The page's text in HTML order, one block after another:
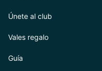
Únete al club
Vales regalo
Guía